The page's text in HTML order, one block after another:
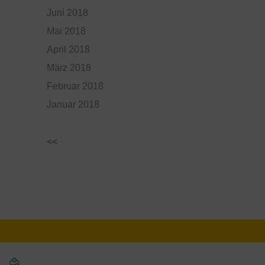
Juni 2018
Mai 2018
April 2018
März 2018
Februar 2018
Januar 2018
<<